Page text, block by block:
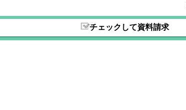
チェックして資料請求